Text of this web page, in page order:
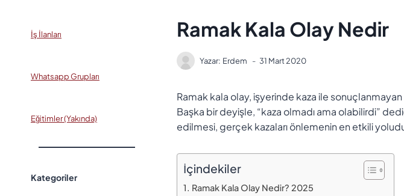
Ramak Kala Olay Nedir
Yazar: Erdem 31 Mart 2020
Ramak kala olay, işyerinde kaza ile
Başka bir deyişle, “kaza olmadı ama olabilirdi”
edilmesi, gerçek kazaları önlemenin en etkili
İçindekiler
Ramak Kala Olay Nedir? 2025
İş İlanları
Whatsapp Grupları
Eğitimler (Yakında)
Kategoriler